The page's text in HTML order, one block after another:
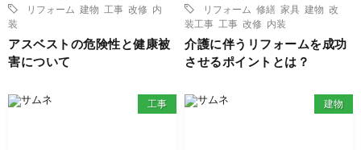
リフォーム
建物 工事 改修
内
装
アスベストの危険性と健康被
害について
リフォーム
修繕 家具 建物 改
装工事 工事 改修 内装
介護に伴うリフォームを成功
させるポイントとは？
工事 建物